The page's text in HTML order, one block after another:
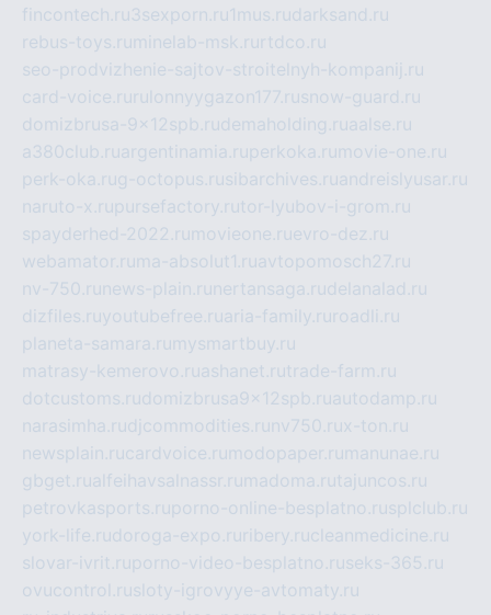
fincontech.ru3sexporn.ru1mus.rudarksand.ru
rebus-toys.ru minelab-msk.ru rtdco.ru
seo-prodvizhenie-sajtov-stroitelnyh-kompanij.ru
card-voice.ru rulonnyygazon177.rusnow-guard.ru
domizbrusa-9x12spb.rudemaholding.ruaalse.ru
a380club.ruargentinamia.ruperkoka.ru movie-one.ru
perk-oka.rug-octopus.rusibarchives.ruandreislyusar.ru
naruto-x.rupursefactory.rutor-lyubov-i-grom.ru
spayderhed-2022.ru movieone.ruevro-dez.ru
webamator.ru ma-absolut1.ruavtopomosch27.ru
nv-750.ru news-plain.ru nertansaga.rudelanalad.ru
dizfiles.ruyoutubefree.ruaria-family.ru roadli.ru
planeta-samara.ru mysmartbuy.ru
matrasy-kemerovo.ruashanet.rutrade-farm.ru
dotcustoms.rudomizbrusa9x12spb.ruautodamp.ru
narasimha.rudjcommodities.ru nv750.rux-ton.ru
newsplain.rucardvoice.ru modopaper.ru manunae.ru
gbget.rualfeihavsalnassr.ru madoma.rutajuncos.ru
petrovkasports.ruporno-online-besplatno.rusplclub.ru
york-life.rudoroga-expo.ru ribery.rucleanmedicine.ru
slovar-ivrit.ruporno-video-besplatno.ruseks-365.ru
ovucontrol.rusloty-igrovyye-avtomaty.ru